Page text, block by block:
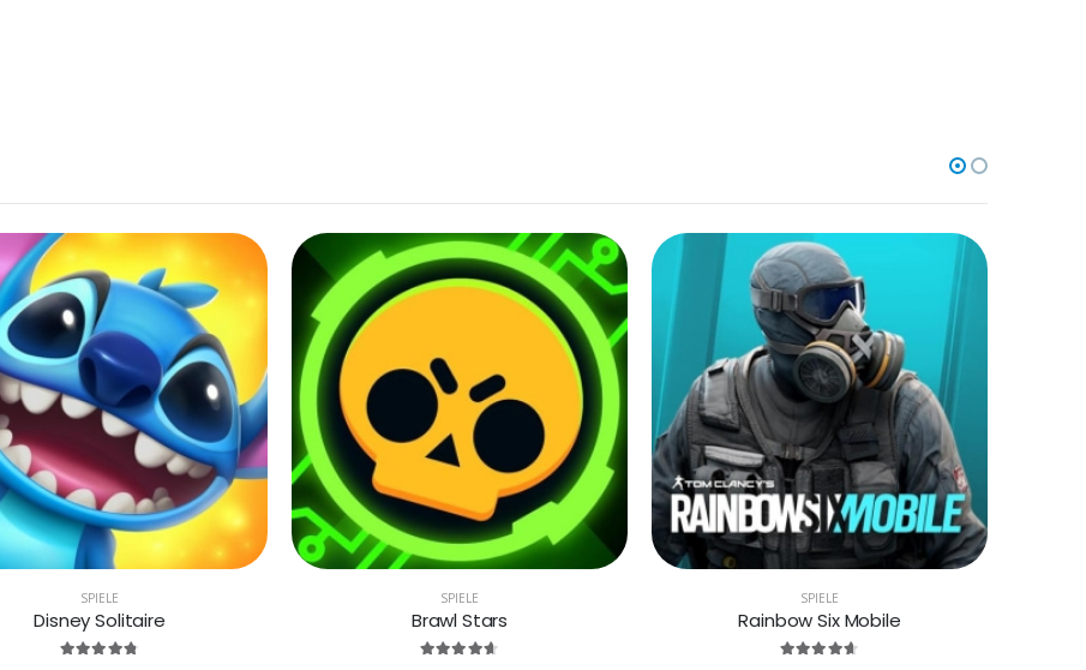
SPIELE
Disney Solitaire
SPIELE
Brawl Stars
SPIELE
Rainbow Six Mobile